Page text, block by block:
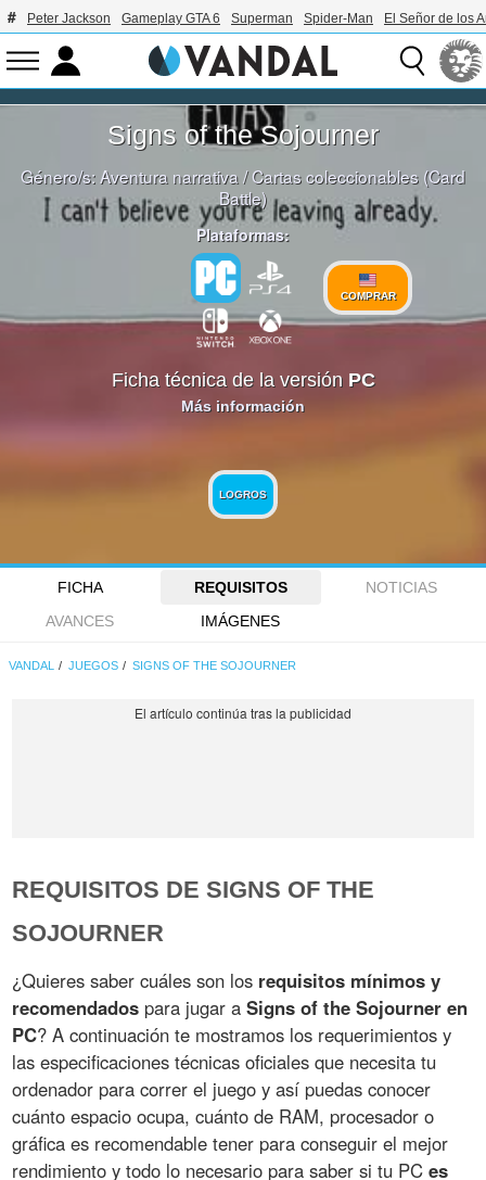
Peter Jackson Gameplay GTA 6 Superman Spider-Man El Señor de los
Signs of the Sojourner
Género/s: Aventura narrativa/Cartas coleccionables (Card
Battle)
Plataformas:
COMPRAR
Ficha técnica de la versión PC
Más información
LOGROS
FICHA REQUISITOS
NOTICIAS
AVANCES
IMÁGENES
VANDAL JUEGOS SIGNS OF THE SOJOURNER
REQUISITOS DE SIGNS OF THE
SOJOURNER
¿Quieres saber cuáles son los requisitos mínimos y
recomendados para jugar aSigns of the Sojourner en
PC? A continuación te mostramos los requerimientos y
las especificaciones técnicas oficiales que necesita tu
ordenador para correr el juego y así puedas conocer
cuánto espacio ocupa, cuánto de RAM, procesador o
gráfica es recomendable tener para conseguir el mejor
rendimiento y todo lo necesario para saber si tu PCes